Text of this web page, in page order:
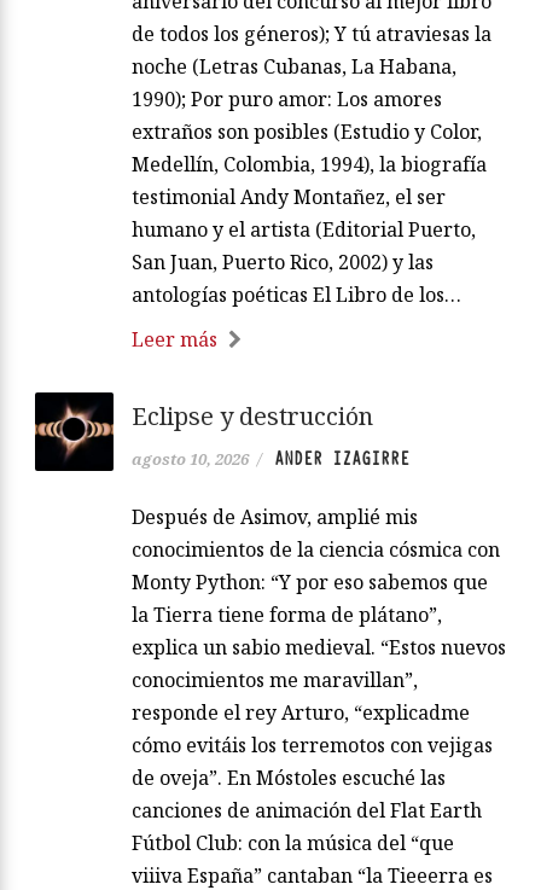
de todos los géneros); Y tú atraviesas la
noche (Letras Cubanas, La Habana,
1990); Por puro amor: Los amores
extraños son posibles (Estudio y Color,
Medellín, Colombia, 1994), la biografía
testimonial Andy Montañez, el ser
humano y el artista (Editorial Puerto,
San Juan, Puerto Rico, 2002) y las
antologías poéticas El Libro de los…
Leer más
Eclipse y destrucción
agosto 10, 2026 / ANDER IZAGIRRE
Después de Asimov, amplié mis
conocimientos de la ciencia cósmica con
Monty Python: “Y por eso sabemos que
la Tierra tiene forma de plátano”,
explica un sabio medieval. “Estos nuevos
conocimientos me maravillan”,
responde el rey Arturo, “explicadme
cómo evitáis los terremotos con vejigas
de oveja”. En Móstoles escuché las
canciones de animación del Flat Earth
Fútbol Club: con la música del “que
viiiva España” cantaban “la Tieeerra es